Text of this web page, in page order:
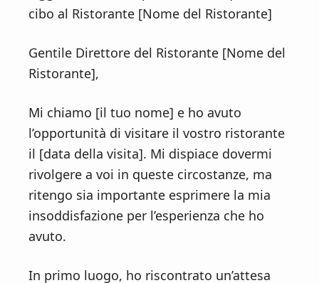
cibo al Ristorante [Nome del Ristorante]
Gentile Direttore del Ristorante [Nome del
Ristorante],
Mi chiamo [il tuo nome] e ho avuto
l’opportunità di visitare il vostro ristorante
il [data della visita]. Mi dispiace dovermi
rivolgere a voi in queste circostanze, ma
ritengo sia importante esprimere la mia
insoddisfazione per l’esperienza che ho
avuto.
In primo luogo, ho riscontrato un’attesa